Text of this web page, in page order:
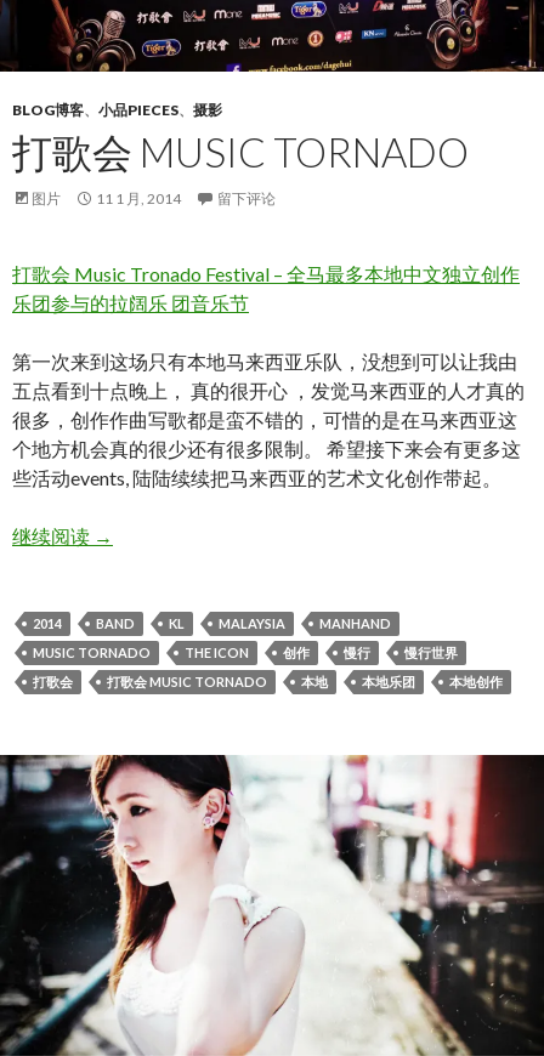
BLOG博客、 小品PIECES、 摄影
打歌会 MUSIC TORNADO
图片 11 1 月, 2014 留下评论
打歌会 Music Tronado Festival – 全马最多本地中文独立创作
乐团参与的拉阔乐 团音乐节
第一次来到这场只有本地马来西亚乐队，没想到可以让我由
五点看到十点晚上， 真的很开心 ，发觉马来西亚的人才真的
很多，创作作曲写歌都是蛮不错的，可惜的是在马来西亚这
个地方机会真的很少还有很多限制。 希望接下来会有更多这
些活动events, 陆陆续续把马来西亚的艺术文化创作带起。
继续阅读打歌会 MUSIC TORNADO
→
2014 BAND KL MALAYSIA
MANHAND
MUSIC TORNADO
THE ICON 创作 慢行
慢行世界
打歌会
打歌会 MUSIC TORNADO 本地 本地乐团 本地创作